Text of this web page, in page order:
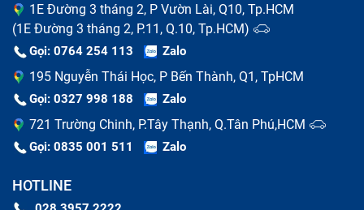
1E Đường 3 tháng 2, P Vườn Lài, Q10, Tp.HCM
(1E Đường 3 tháng 2, P.11, Q.10, Tp.HCM)
Gọi: 0764 254 113 Zalo
195 Nguyễn Thái Học, P Bến Thành, Q1, TpHCM
Gọi: 0327 998 188 Zalo
721 Trường Chinh, P.Tây Thạnh, Q.Tân Phú,HCM
Gọi: 0835 001 511 Zalo
HOTLINE